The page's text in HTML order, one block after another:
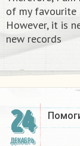
of my favourite
However, it is
new records​
24
ДЕКАБРЬ